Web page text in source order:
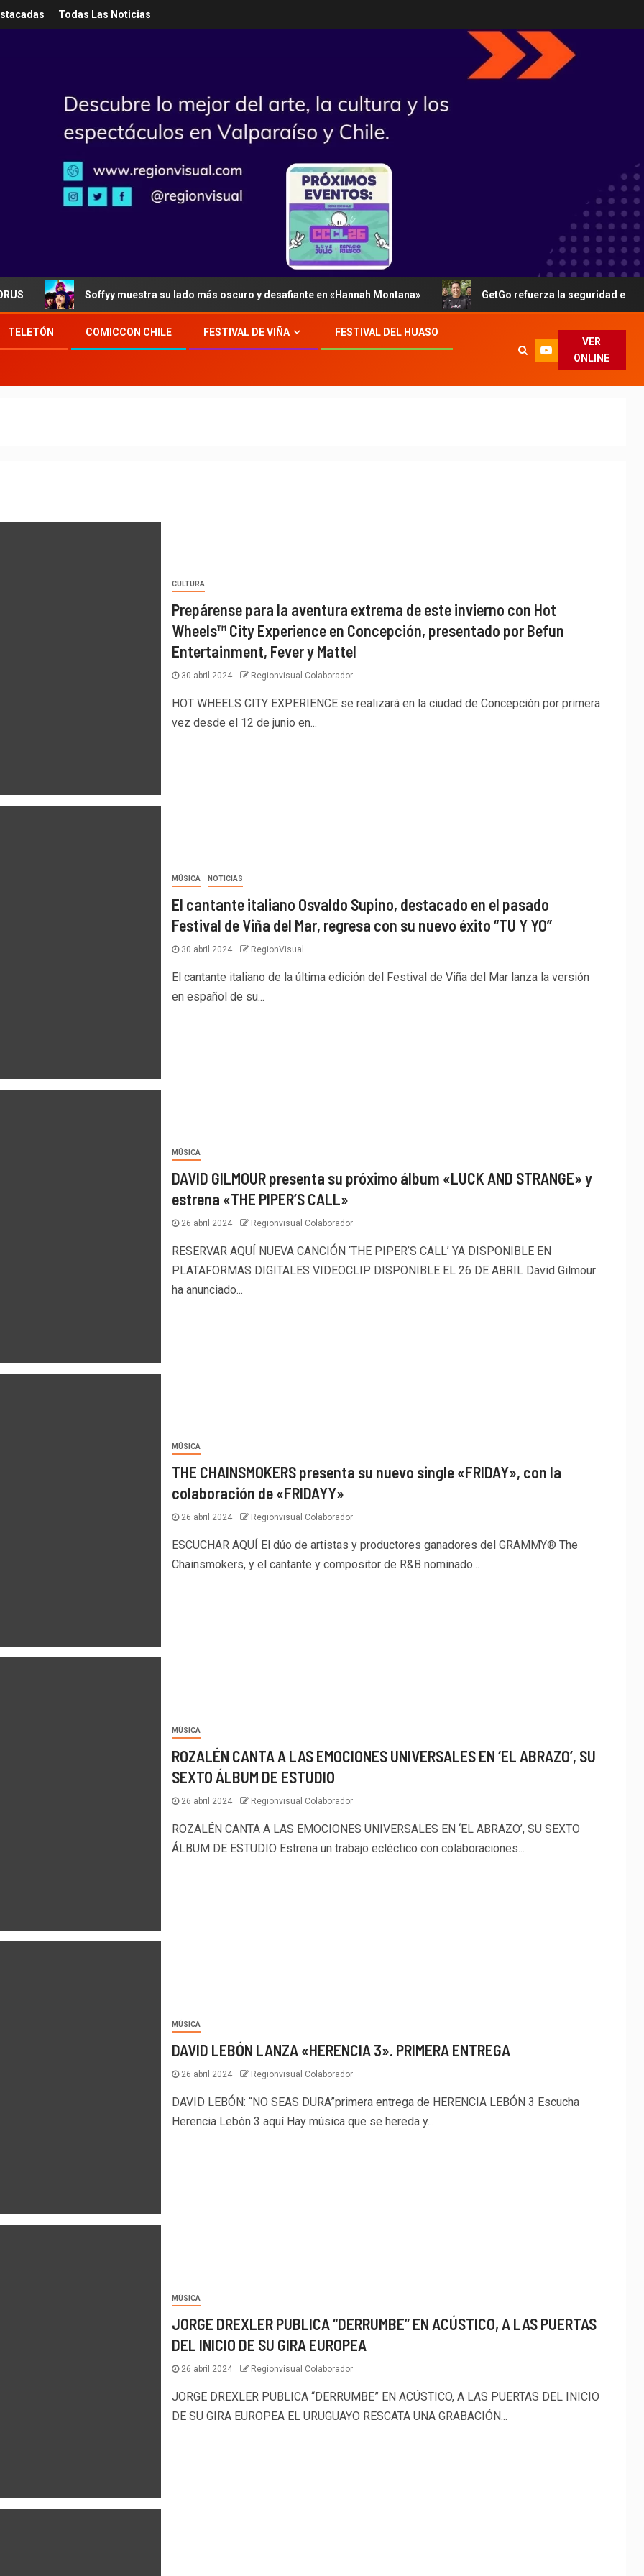
Todas Las Noticias
Soffyy muestra su lado más oscuro y desafiante en «Hannah Montana» GetGo refuerza la seguridad en su
TELETÓN COMICCON CHILE FESTIVAL DE VIÑA FESTIVAL DEL HUASO
VER
ONLINE
CULTURA
Prepárense para la aventura extrema de este invierno con Hot
Wheels™ City Experience en Concepción, presentado por Befun
Entertainment, Fever y Mattel
30 abril 2024 Regionvisual Colaborador
HOT WHEELS CITY EXPERIENCE se realizará en la ciudad de Concepción por primera
vez desde el 12 de junio en...
MÚSICA NOTICIAS
El cantante italiano Osvaldo Supino, destacado en el pasado
Festival de Viña del Mar, regresa con su nuevo éxito “TU Y YO”
30 abril 2024 RegionVisual
El cantante italiano de la última edición del Festival de Viña del Mar lanza la versión
en español de su...
MÚSICA
DAVID GILMOUR presenta su próximo álbum «LUCK AND STRANGE» y
estrena «THE PIPER’S CALL»
26 abril 2024 Regionvisual Colaborador
RESERVAR AQUÍ NUEVA CANCIÓN ‘THE PIPER’S CALL’ YA DISPONIBLE EN
PLATAFORMAS DIGITALES VIDEOCLIP DISPONIBLE EL 26 DE ABRIL David Gilmour
ha anunciado...
MÚSICA
THE CHAINSMOKERS presenta su nuevo single «FRIDAY», con la
colaboración de «FRIDAYY»
26 abril 2024 Regionvisual Colaborador
ESCUCHAR AQUÍ El dúo de artistas y productores ganadores del GRAMMY® The
Chainsmokers, y el cantante y compositor de R&B nominado...
MÚSICA
ROZALÉN CANTA A LAS EMOCIONES UNIVERSALES EN ‘EL ABRAZO’, SU
SEXTO ÁLBUM DE ESTUDIO
26 abril 2024 Regionvisual Colaborador
ROZALÉN CANTA A LAS EMOCIONES UNIVERSALES EN ‘EL ABRAZO’, SU SEXTO
ÁLBUM DE ESTUDIO Estrena un trabajo ecléctico con colaboraciones...
MÚSICA
DAVID LEBÓN LANZA «HERENCIA 3». PRIMERA ENTREGA
26 abril 2024 Regionvisual Colaborador
DAVID LEBÓN: “NO SEAS DURA”primera entrega de HERENCIA LEBÓN 3 Escucha
Herencia Lebón 3 aquí Hay música que se hereda y...
MÚSICA
JORGE DREXLER PUBLICA “DERRUMBE” EN ACÚSTICO, A LAS PUERTAS
DEL INICIO DE SU GIRA EUROPEA
26 abril 2024 Regionvisual Colaborador
JORGE DREXLER PUBLICA “DERRUMBE” EN ACÚSTICO, A LAS PUERTAS DEL INICIO
DE SU GIRA EUROPEA EL URUGUAYO RESCATA UNA GRABACIÓN...